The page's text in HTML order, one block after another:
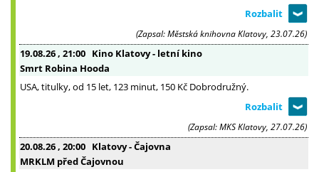
(Zapsal: Městská knihovna Klatovy, 23.07.26)
19.08.26 , 21:00 Kino Klatovy - letní kino
Smrt Robina Hooda
USA, titulky, od 15 let, 123 minut, 150 Kč Dobrodružný.
(Zapsal: MKS Klatovy, 27.07.26)
20.08.26 , 20:00 Klatovy - Čajovna
MRKLM před Čajovnou